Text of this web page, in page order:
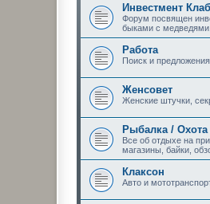
Инвестмент Клаб
Форум посвящен
быками с
Работа
Поиск и предложения
Женсовет
Женские штучки,
Рыбалка /
Все об отдыхе на
магазины, байки,
Клаксон
Авто и